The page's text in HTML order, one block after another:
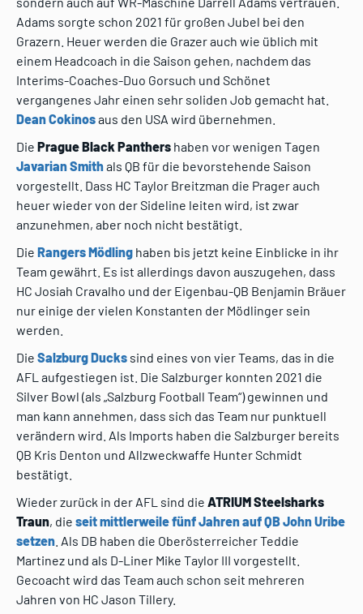
Adams sorgte schon 2021 für großen Jubel bei den
Grazern. Heuer werden die Grazer auch wie üblich mit
einem Headcoach in die Saison gehen, nachdem das
Interims-Coaches-Duo Gorsuch und Schönet
vergangenes Jahr einen sehr soliden Job gemacht hat.
Dean Cokinosaus den USA wird übernehmen.
Die Prague Black Panthers haben vor wenigen Tagen
Javarian Smithals QB für die bevorstehende Saison
vorgestellt. Dass HC Taylor Breitzman die Prager auch
heuer wieder von der Sideline leiten wird, ist zwar
anzunehmen, aber noch nicht bestätigt.
Die Rangers Mödling haben bis jetzt keine Einblicke in ihr
Team gewährt. Es ist allerdings davon auszugehen, dass
HC Josiah Cravalho und der Eigenbau-QB Benjamin Bräuer
nur einige der vielen Konstanten der Mödlinger sein
werden.
Die Salzburg Ducks sind eines von vier Teams, das in die
AFL aufgestiegen ist. Die Salzburger konnten 2021 die
Silver Bowl (als „Salzburg Football Team“) gewinnen und
man kann annehmen, dass sich das Team nur punktuell
verändern wird. Als Imports haben die Salzburger bereits
QB Kris Denton und Allzweckwaffe Hunter Schmidt
bestätigt.
Wieder zurück in der AFL sind die ATRIUM Steelsharks
Traun, die seit mittlerweile fünf Jahren auf QB John Uribe
setzen . Als DB haben die Oberösterreicher Teddie
Martinez und als D-Liner Mike Taylor III vorgestellt.
Gecoacht wird das Team auch schon seit mehreren
Jahren von HC Jason Tillery.